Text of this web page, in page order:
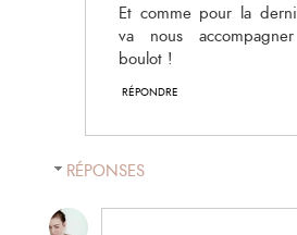
Et comme pour la
va nous
boulot !
RÉPONDRE
RÉPONSES